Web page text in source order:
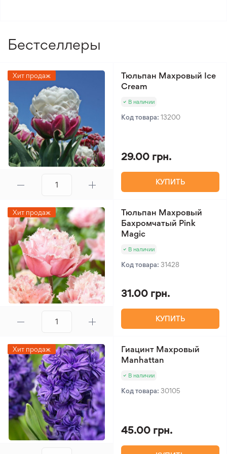
Уровень сложности
ухода
Бестселлеры
Хит продаж
Тюльпан Махровый Ice
Cream
В наличии
Код товара: 13200
29.00 грн.
КУПИТЬ
Хит продаж
Тюльпан Махровый
Бахромчатый Pink
Magic
В наличии
Код товара: 31428
31.00 грн.
КУПИТЬ
Хит продаж
Гиацинт Махровый
Manhattan
В наличии
Код товара: 30105
45.00 грн.